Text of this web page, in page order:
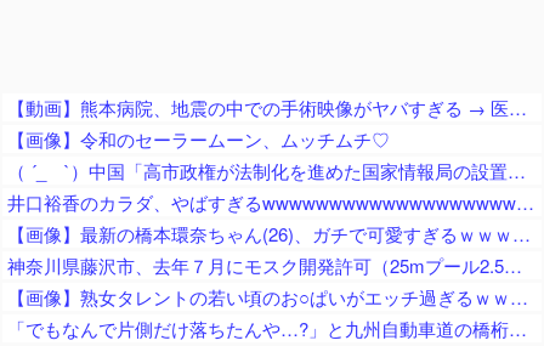
【動画】熊本病院、地震の中での手術映像がヤバすぎる → 医療機器が飛び交う激震の中で患者を全身で庇う医師らの咄嗟の行動に世界中から絶賛の嵐
【画像】令和のセーラームーン、ムッチムチ♡
（ ´_ゝ`）中国「高市政権が法制化を進めた国家情報局の設置日が7月31日」と批判「かつて非人道的な日本軍の細菌部隊を表していた『731』という数字」「戦時中の日本の情報機関『特高警察』の復活」
井口裕香のカラダ、やばすぎるwwwwwwwwwwwwwwwwwwwww
【画像】最新の橋本環奈ちゃん(26)、ガチで可愛すぎるｗｗｗｗｗ
神奈川県藤沢市、去年７月にモスク開発許可（25mプール2.5個分くらいのサイズ） → 反対署名3万人超、藤沢市議会にモスク反対の請願・陳情が40件以上 → 市議会、すべて否決
【画像】熟女タレントの若い頃のお○ぱいがエッチ過ぎるｗｗｗｗｗ
「でもなんで片側だけ落ちたんや…?」と九州自動車道の橋桁の様子に土木関係者が困惑、橋桁が残ったことは大絶賛するも……